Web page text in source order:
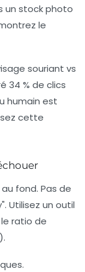
un stock photo
le
souriant vs
34 % de clics
humain est
cette
fond. Pas de
Utilisez un outil
ratio de